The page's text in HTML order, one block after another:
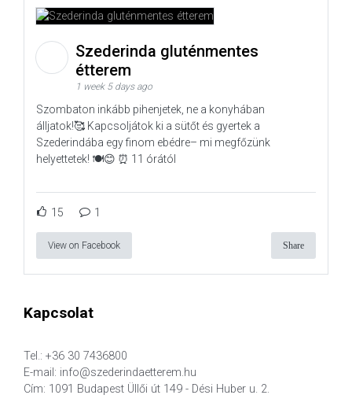
Szederinda gluténmentes
étterem
1 week 5 days ago
Szombaton inkább pihenjetek, ne a konyhában
álljatok!🥰 Kapcsoljátok ki a sütőt és gyertek a
Szederindába egy finom ebédre– mi megfőzünk
helyettetek! 🍽️😊 ⏰ 11 órától
15 1
View on Facebook Share
Kapcsolat
Tel.: +36 30 7436800
E-mail: info@szederindaetterem.hu
Cím: 1091 Budapest Üllői út 149 - Dési Huber u. 2.